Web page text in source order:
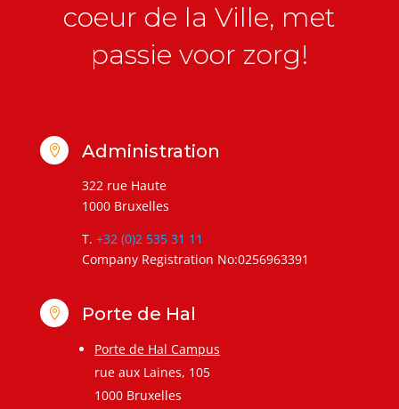
coeur de la Ville, met
passie voor zorg!
 Administration
322 rue Haute
1000 Bruxelles
T. +32 (0)2 535 31 11
Company Registration No:0256963391
 Porte de Hal
Porte de Hal Campus
rue aux Laines, 105
1000 Bruxelles